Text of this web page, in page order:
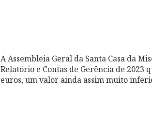
A Assembleia Geral da Santa Casa da
Relatório e Contas de Gerência de 2023
euros, um valor ainda assim muito